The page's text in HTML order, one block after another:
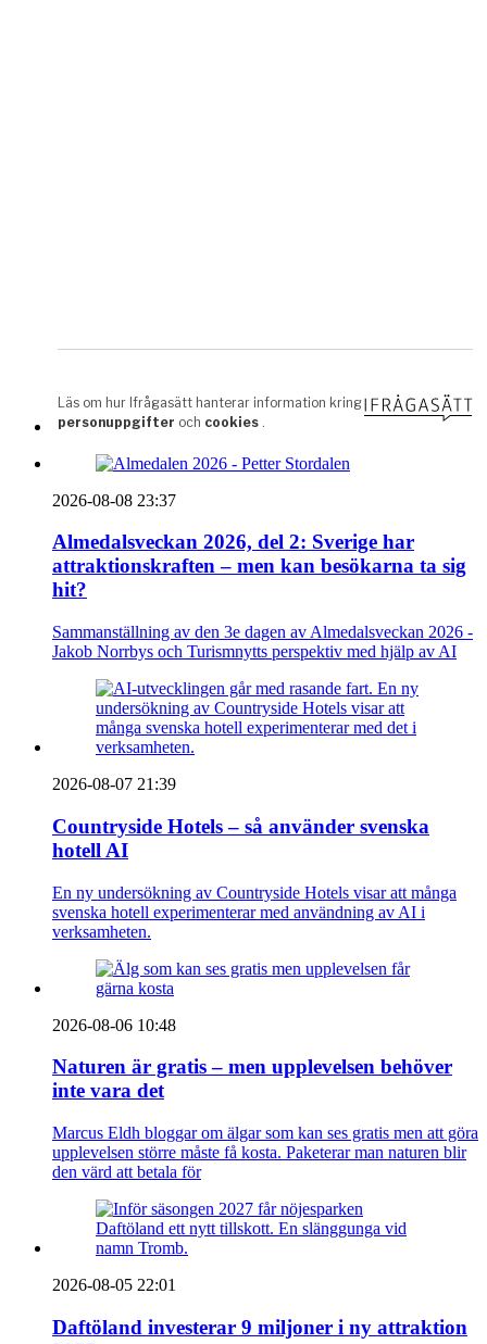
2026-08-08 23:37
Almedalsveckan 2026, del 2: Sverige har
attraktionskraften – men kan besökarna ta sig
hit?
Sammanställning av den 3e dagen av Almedalsveckan 2026 -
Jakob Norrbys och Turismnytts perspektiv med hjälp av AI
2026-08-07 21:39
Countryside Hotels – så använder svenska
hotell AI
En ny undersökning av Countryside Hotels visar att många
svenska hotell experimenterar med användning av AI i
verksamheten.
2026-08-06 10:48
Naturen är gratis – men upplevelsen behöver
inte vara det
Marcus Eldh bloggar om älgar som kan ses gratis men att göra
upplevelsen större måste få kosta. Paketerar man naturen blir
den värd att betala för
2026-08-05 22:01
Daftöland investerar 9 miljoner i ny attraktion